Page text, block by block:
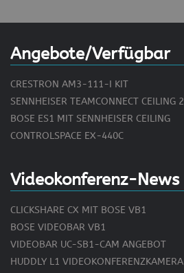
Angebote/Verfügbar
Videokonferenz-News
CRESTRON AM3-111-I KIT
SENNHEISER TEAMCONNECT CEILING 2
BOSE ES1 MIT SENNHEISER CEILING
CONTROLSPACE EX-440C
CLICKSHARE CX MIT BOSE VB1
BOSE VIDEOBAR VB1
VIDEOBAR UC-SB1-CAM ANGEBOT
HUDDLY L1 VIDEOKONFERENZKAMERA